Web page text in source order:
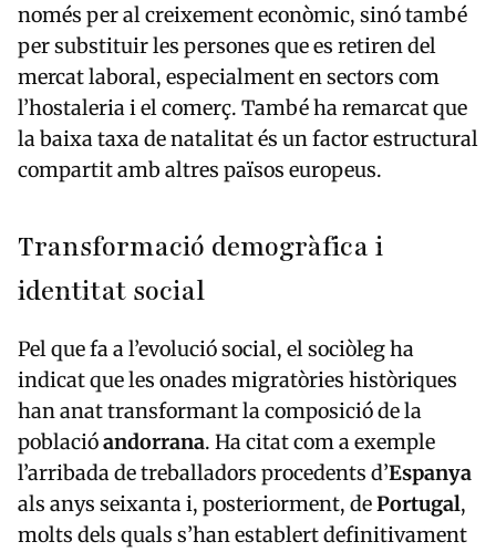
només per al creixement econòmic, sinó també
per substituir les persones que es retiren del
mercat laboral, especialment en sectors com
l’hostaleria i el comerç. També ha remarcat que
la baixa taxa de natalitat és un factor estructural
compartit amb altres països europeus.
Transformació demogràfica i
identitat social
Pel que fa a l’evolució social, el sociòleg ha
indicat que les onades migratòries històriques
han anat transformant la composició de la
poblacióandorrana. Ha citat com a exemple
l’arribada de treballadors procedents d’Espanya
als anys seixanta i, posteriorment, dePortugal,
molts dels quals s’han establert definitivament